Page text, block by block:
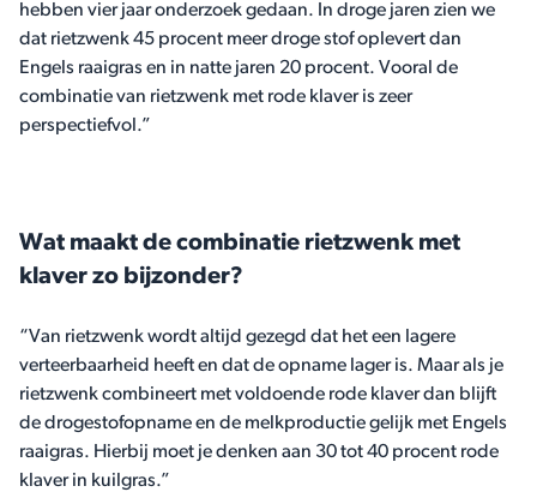
hebben vier jaar onderzoek gedaan. In droge jaren zien we
dat rietzwenk 45 procent meer droge stof oplevert dan
Engels raaigras en in natte jaren 20 procent. Vooral de
combinatie van rietzwenk met rode klaver is zeer
perspectiefvol.”
Wat maakt de combinatie rietzwenk met
klaver zo bijzonder?
“Van rietzwenk wordt altijd gezegd dat het een lagere
verteerbaarheid heeft en dat de opname lager is. Maar als je
rietzwenk combineert met voldoende rode klaver dan blijft
de drogestofopname en de melkproductie gelijk met Engels
raaigras. Hierbij moet je denken aan 30 tot 40 procent rode
klaver in kuilgras.”